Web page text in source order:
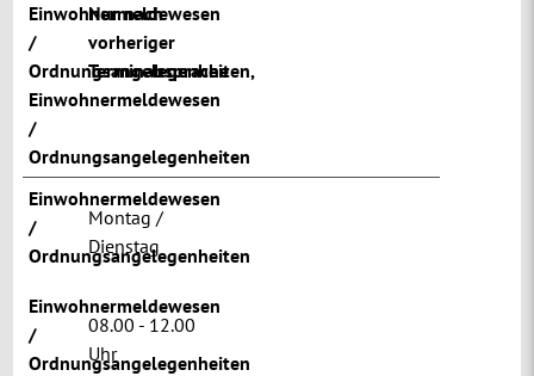
Einwohnermeldewesen
/
Ordnungsangelegenheiten,
Einwohnermeldewesen
/
Ordnungsangelegenheiten
Nur nach
vorheriger
Terminabsprache
Einwohnermeldewesen
/
Ordnungsangelegenheiten
Montag /
Dienstag
Einwohnermeldewesen
/
Ordnungsangelegenheiten
08.00 - 12.00
Uhr